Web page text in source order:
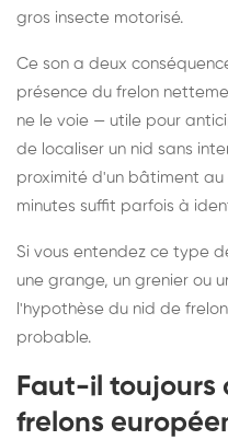
gros insecte motorisé.
Ce son a deux
présence du frelon
ne le voie — utile pour
de localiser un nid sans
proximité d'un bâtiment
minutes suffit parfois à
Si vous entendez ce type
une grange, un grenier ou
l'hypothèse du nid de
probable.
Faut-il toujours
frelons